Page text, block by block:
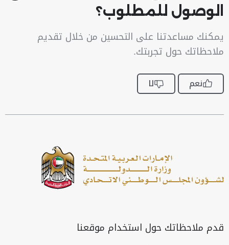
الوصول للمطلوب؟
يمكنك مساعدتنا على التحسين من خلال تقديم
ملاحظاتك حول تجربتك.
نعم لا
قدم ملاحظاتك حول استخدام موقعنا